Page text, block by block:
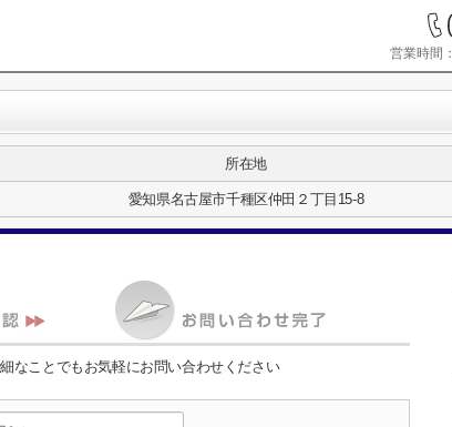
営業時間：
所在地
愛知県名古屋市千種区仲田２丁目15-8
なことでもお気軽にお問い合わせください